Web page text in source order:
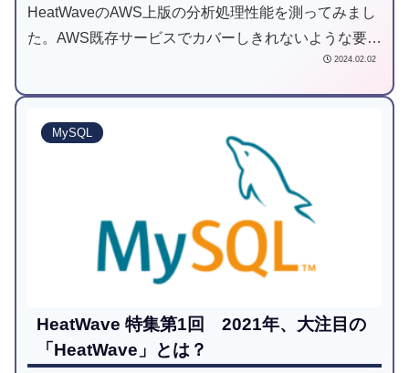
HeatWaveのAWS上版の分析処理性能を測ってみまし
た。AWS既存サービスでカバーしきれないような要
求・処理内容の分析処理の選択肢として、専用の分析
んか？
2024.02.02
MySQL
HeatWave 特集第1回 2021年、大注目の
「HeatWave」とは？